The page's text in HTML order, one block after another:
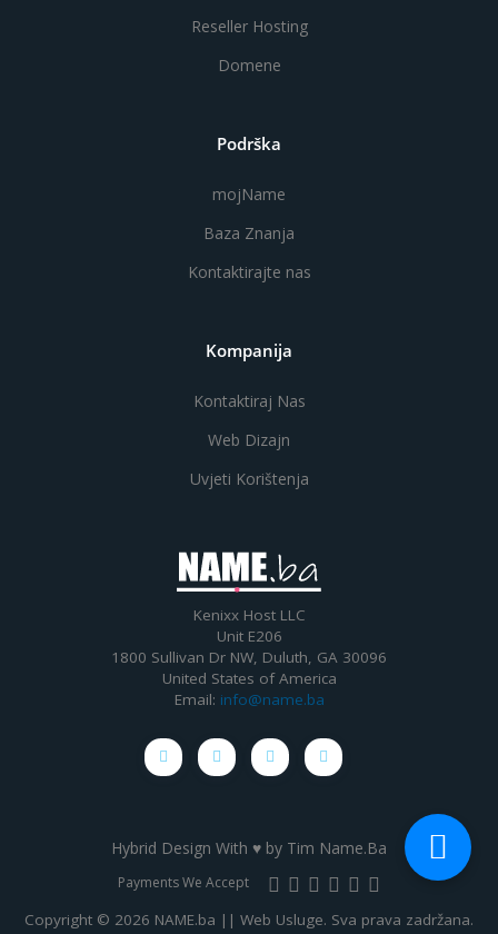
Reseller Hosting
Domene
Podrška
mojName
Baza Znanja
Kontaktirajte nas
Kompanija
Kontaktiraj Nas
Web Dizajn
Uvjeti Korištenja
Kenixx Host LLC
Unit E206
1800 Sullivan Dr NW, Duluth, GA 30096
United States of America
Email: info@name.ba
Hybrid Design With ♥ by Tim Name.Ba
Payments We Accept
Copyright © 2026 NAME.ba || Web Usluge. Sva prava zadržana.